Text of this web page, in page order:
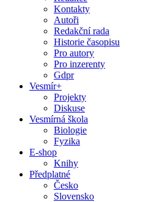
Kontakty
Autoři
Redakční rada
Historie časopisu
Pro autory
Pro inzerenty
Gdpr
Vesmír+
Projekty
Diskuse
Vesmírná škola
Biologie
Fyzika
E-shop
Knihy
Předplatné
Česko
Slovensko